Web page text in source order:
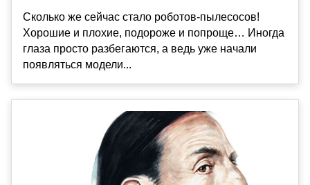
Сколько же сейчас стало роботов-пылесосов!
Хорошие и плохие, подороже и попроще… Иногда
глаза просто разбегаются, а ведь уже начали
появляться модели...